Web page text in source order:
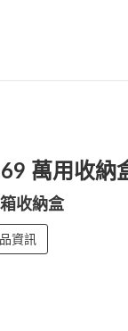
萬用收納
收納盒
資訊